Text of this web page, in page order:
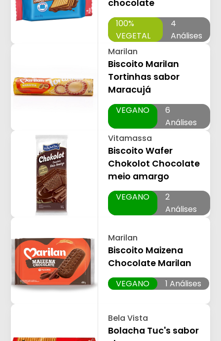
chocolate
100%
VEGETAL
4
Análises
Marilan
Biscoito Marilan
Tortinhas sabor
Maracujá
VEGANO
6
Análises
Vitamassa
Biscoito Wafer
Chokolot Chocolate
meio amargo
VEGANO
2
Análises
Marilan
Biscoito Maizena
Chocolate Marilan
VEGANO 1 Análises
Bela Vista
Bolacha Tuc's sabor